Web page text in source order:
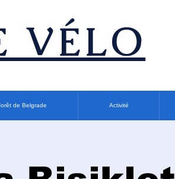
VÉLO
de Belgrade Activité